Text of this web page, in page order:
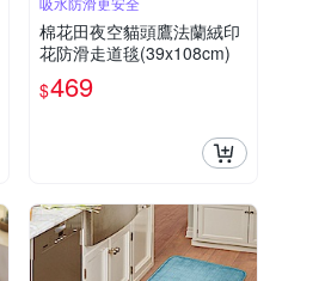
棉花田夜空貓頭鷹法蘭絨印
花防滑走道毯(39x108cm)
$469